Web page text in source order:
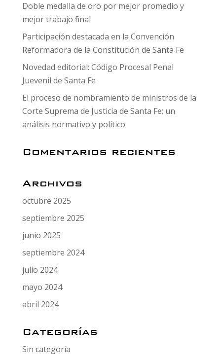
Doble medalla de oro por mejor promedio y
mejor trabajo final
Participación destacada en la Convención
Reformadora de la Constitución de Santa Fe
Novedad editorial: Código Procesal Penal
Juevenil de Santa Fe
El proceso de nombramiento de ministros de la
Corte Suprema de Justicia de Santa Fe: un
análisis normativo y político
Comentarios recientes
Archivos
octubre 2025
septiembre 2025
junio 2025
septiembre 2024
julio 2024
mayo 2024
abril 2024
Categorías
Sin categoría